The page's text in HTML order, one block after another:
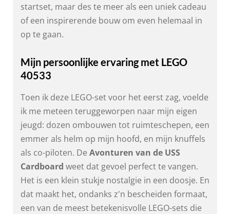
startset, maar des te meer als een uniek cadeau
of een inspirerende bouw om even helemaal in
op te gaan.
Mijn persoonlijke ervaring met LEGO
40533
Toen ik deze LEGO-set voor het eerst zag, voelde
ik me meteen teruggeworpen naar mijn eigen
jeugd: dozen ombouwen tot ruimteschepen, een
emmer als helm op mijn hoofd, en mijn knuffels
als co-piloten. De Avonturen van de USS
Cardboard weet dat gevoel perfect te vangen.
Het is een klein stukje nostalgie in een doosje. En
dat maakt het, ondanks z'n bescheiden formaat,
een van de meest betekenisvolle LEGO-sets die